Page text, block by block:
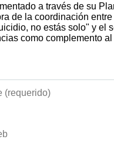
a través de su
de la coordinación
no estás solo" y el
como complemento al
(requerido)